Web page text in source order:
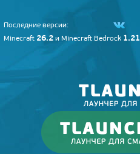
Последние версии:
Minecraft 26.2 и Minecraft Bedrock 1.21